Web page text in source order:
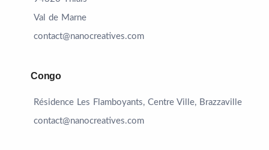
Val de Marne
contact@nanocreatives.com
Congo
Résidence Les Flamboyants, Centre Ville, Brazzaville
contact@nanocreatives.com